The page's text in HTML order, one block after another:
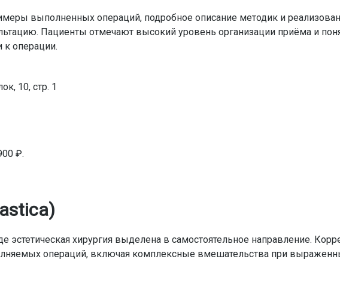
выполненных операций, подробное описание методик и
Пациенты отмечают высокий уровень организации приёма и
к операции.
10, стр. 1
₽.
эстетическая хирургия выделена в самостоятельное направление.
операций, включая комплексные вмешательства при